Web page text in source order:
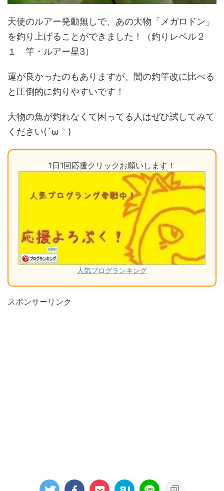
天使のルアー発動無しで、あの大物「メガロドン」
を釣り上げることができました！（釣りレベル２
１ 竿・ルアー星3）
運が良かったのもありますが、闇の釣竿改に比べる
と圧倒的に釣りやすいです！
大物の魚が釣れなくて困ってる人はぜひ試してみて
ください(´ω｀)
1日1回応援クリックお願いします！
人気ブログランキング
スポンサーリンク